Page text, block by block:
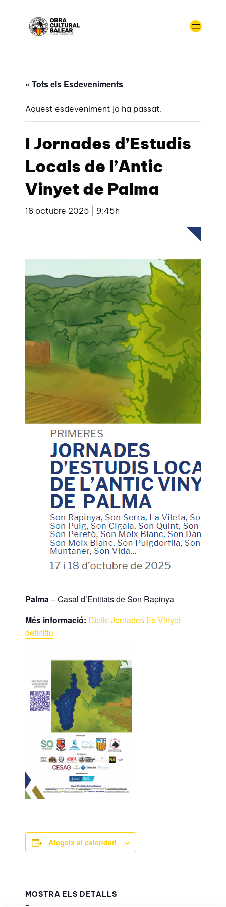
« Tots els Esdeveniments
Aquest esdeveniment ja ha passat.
I Jornades d’Estudis
Locals de l’Antic
Vinyet de Palma
18 octubre 2025 | 9:45h
Palma– Casal d’Entitats de Son Rapinya
Més informació: Díptic Jornades Es Vinyet
definitiu
Afegeix al calendari
MOSTRA ELS DETALLS